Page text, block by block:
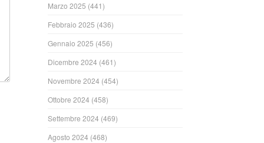
Marzo 2025 (441)
Febbraio 2025 (436)
Gennaio 2025 (456)
Dicembre 2024 (461)
Novembre 2024 (454)
Ottobre 2024 (458)
Settembre 2024 (469)
Agosto 2024 (468)